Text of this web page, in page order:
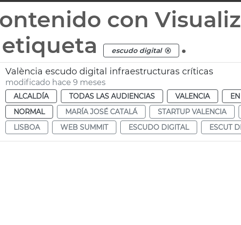
con
escudo digital .
València escudo digital infraestructuras críticas
modificado hace 9 meses
ALCALDÍA TODAS LAS AUDIENCIAS VALENCIA
NORMAL
MARÍA JOSÉ CATALÁ STARTUP VALENCIA
LISBOA
WEB SUMMIT ESCUDO DIGITAL ESCUT